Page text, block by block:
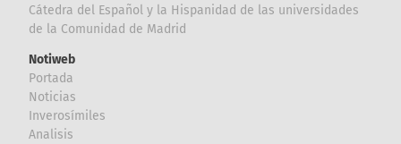
Cátedra del Español y la Hispanidad de las universidades
de la Comunidad de Madrid
Notiweb
Portada
Noticias
Inverosímiles
Analisis